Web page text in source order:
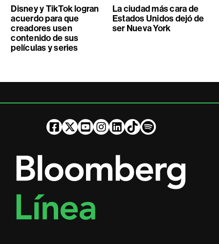
Disney y TikTok logran
acuerdo para que
creadores usen
contenido de sus
películas y series
La ciudad más cara de
Estados Unidos dejó de
ser Nueva York